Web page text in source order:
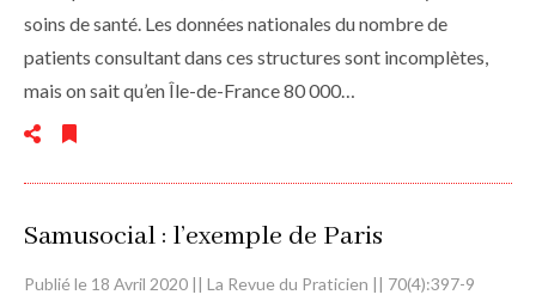
soins de santé. Les données nationales du nombre de
patients consultant dans ces structures sont incomplètes,
mais on sait qu’en Île-de-France 80 000…
Samusocial : l’exemple de Paris
Publié le 18 Avril 2020 || La Revue du Praticien || 70(4):397-9